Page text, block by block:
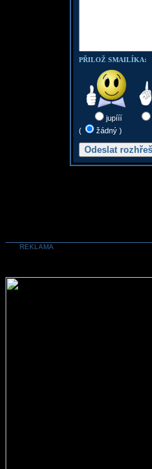
PŘILOŽ SMAILÍKA:
jupííí
(
žádný )
REKLAMA